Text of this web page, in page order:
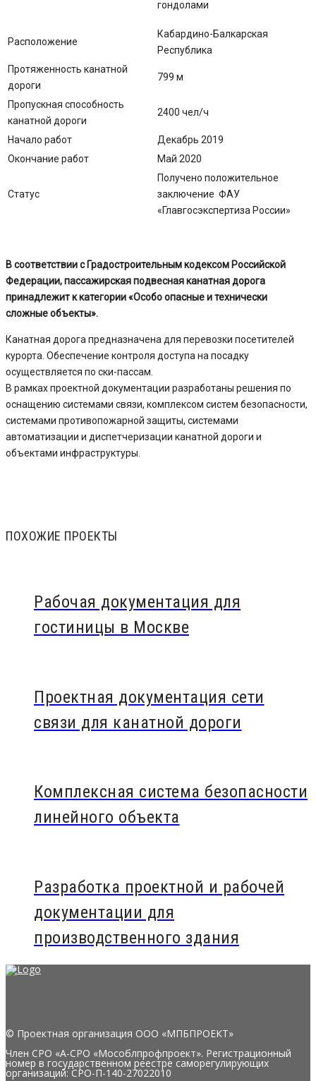
гондолами
Расположение
Кабардино-Балкарская
Республика
Протяженность канатной
дороги
799 м
Пропускная способность
канатной дороги
2400 чел/ч
Начало работ
Декабрь 2019
Окончание работ
Май 2020
Статус
Получено положительное
заключение ФАУ
«Главгосэкспертиза России»
В соответствии с Градостроительным кодексом Российской
Федерации, пассажирская подвесная канатная дорога
принадлежит к категории«Особо опасные и технически
сложные объекты».
Канатная дорога предназначена для перевозки посетителей
курорта. Обеспечение контроля доступа на посадку
осуществляется по ски-пассам.
В рамках проектной документации разработаны решения по
оснащению системами связи, комплексом систем безопасности,
системами противопожарной защиты, системами
автоматизации и диспетчеризации канатной дороги и
объектами инфраструктуры.
ПОХОЖИЕ ПРОЕКТЫ
Рабочая документация для
гостиницы в Москве
Проектная документация сети
связи для канатной дороги
Комплексная система безопасности
линейного объекта
Разработка проектной и рабочей
документации для
производственного здания
© Проектная организация ООО «МПБПРОЕКТ»
Член СРО «А-СРО «Мособлпрофпроект». Регистрационный
номер в государственном реестре саморегулирующих
организаций: СРО-П-140-27022010